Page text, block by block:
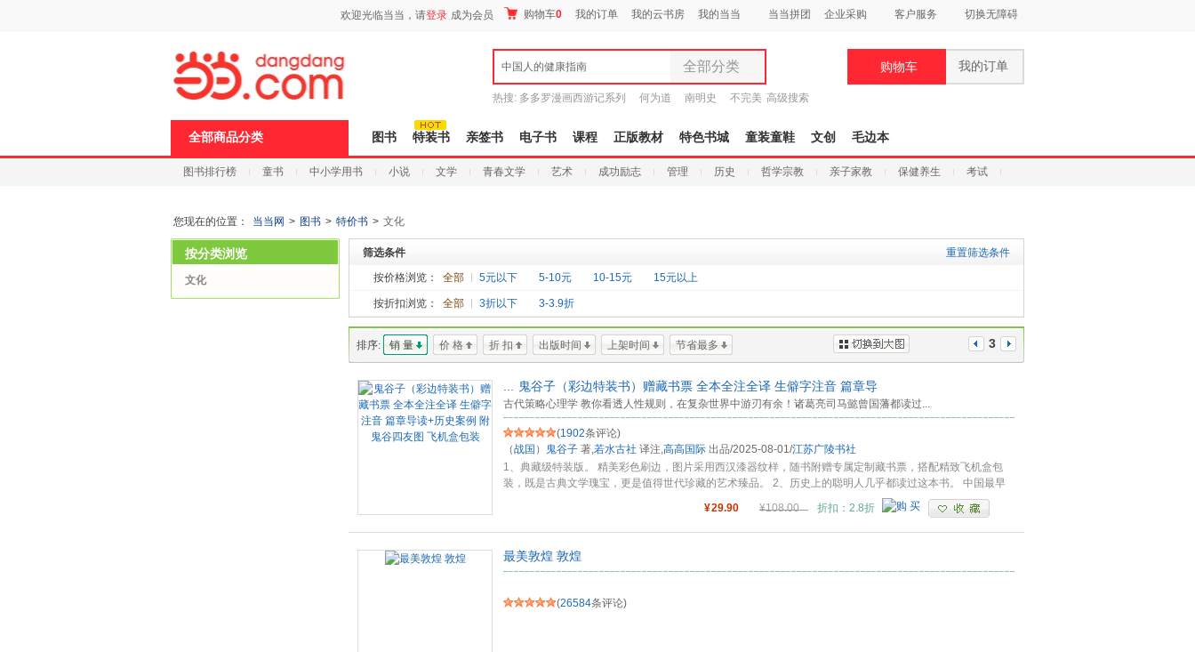
欢迎光临当当，请登录 成为会员 购物车0 我的订单 我的云书房 我的当当 当当拼团 企业采购 客户服务 切换无障碍
中国人的健康指南 全部分类
全部分类
图书
电子书
音像
母婴用品
孕婴服饰
家居日用
家具装饰
鞋
运动户外
汽车用品
热搜: 多多罗漫画西游记系列 何为道 南明史
不完美 高级搜索
购物车 我的订单
全部商品分类 图书 特装书 亲签书 电子书 课程 正版教材 特色书城 童装童鞋 文创 毛边本
图书排行榜 童书 中小学用书 小说 文学 青春文学 艺术 成功励志 管理 历史 哲学宗教 亲子家教 保健养生 考试
您现在的位置：
当当网 > 图书 > 特价书 > 文化
按分类浏览
文化
筛选条件
重置筛选条件
按价格浏览：
全部 5元以下 5-10元 10-15元 15元以上
按折扣浏览： 全部 3折以下 3-3.9折
3
排序: 销 量 价 格 折 扣 出版时间 上架时间 节省最多
鬼谷子（彩边特装书）赠藏书票 全本全注全译 生僻字注音 篇章导
古代策略心理学 教你看透人性规则，在复杂世界中游刃有余！诸葛亮司马懿曾国藩都读过...
(1902条评论)
（战国 ） 鬼谷子 著,若水古社 译注,高高国际 出品/2025-08-01/江苏广陵书社
1、典藏级特装版。 精美彩色刷边，图片采用西汉漆器纹样，随书附赠专属定制藏书票，搭配精致飞机盒包
装，既是古典文学瑰宝，更是值得世代珍藏的艺术臻品。 2、历史上的聪明人几乎都读过这本书。 中国最早
¥29.90 ¥108.00 折扣：2.8折
最美敦煌 敦煌
(26584条评论)
页